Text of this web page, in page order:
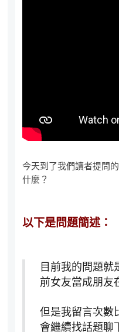
今天到了我們讀者提問
什麼？
以下是問題簡述：
目前我的問題就
前女友當成朋友
但是我留言次數
會繼續找話題聊